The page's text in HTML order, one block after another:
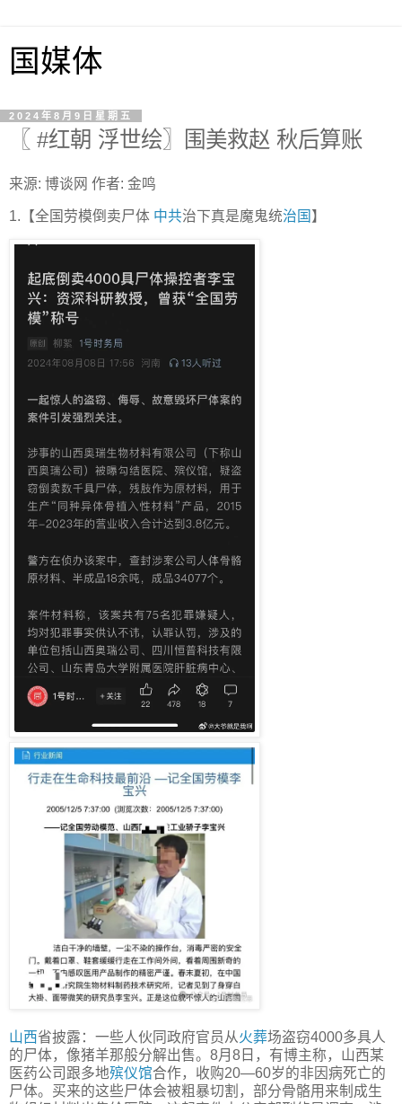
国媒体
2024年8月9日星期五
〖 #红朝 浮世绘〗围美救赵 秋后算账
来源: 博谈网 作者: 金鸣
1.【全国劳模倒卖尸体 中共治下真是魔鬼统治国 】
山西省披露：一些人伙同政府官员从火葬场盗窃4000多具人
的尸体，像猪羊那般分解出售。8月8日，有博主称，山西某
医药公司跟多地殡仪馆合作，收购20—60岁的非因病死亡的
尸体。买来的这些尸体会被粗暴切割，部分骨骼用来制成生